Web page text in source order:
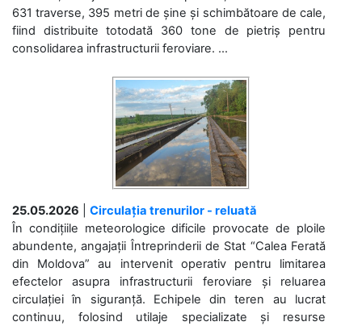
631 traverse, 395 metri de șine și schimbătoare de cale,
fiind distribuite totodată 360 tone de pietriș pentru
consolidarea infrastructurii feroviare. ...
25.05.2026
Circulația trenurilor - reluată
În condițiile meteorologice dificile provocate de ploile
abundente, angajații Întreprinderii de Stat “Calea Ferată
din Moldova” au intervenit operativ pentru limitarea
efectelor asupra infrastructurii feroviare și reluarea
circulației în siguranță. Echipele din teren au lucrat
continuu, folosind utilaje specializate și resurse